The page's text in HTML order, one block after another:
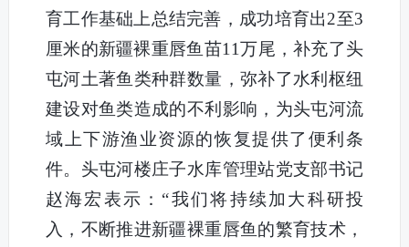
育工作基础上总结完善，成功培育出2至3
厘米的新疆裸重唇鱼苗11万尾，补充了头
屯河土著鱼类种群数量，弥补了水利枢纽
建设对鱼类造成的不利影响，为头屯河流
域上下游渔业资源的恢复提供了便利条
件。头屯河楼庄子水库管理站党支部书记
赵海宏表示：“我们将持续加大科研投
入，不断推进新疆裸重唇鱼的繁育技术，